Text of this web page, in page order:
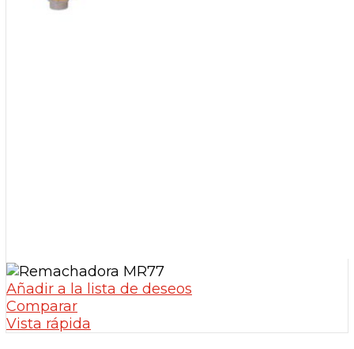
Añadir a la lista de deseos
Comparar
Vista rápida